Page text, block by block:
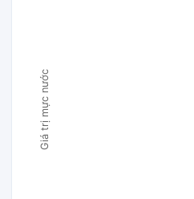
Giá trị mực nước